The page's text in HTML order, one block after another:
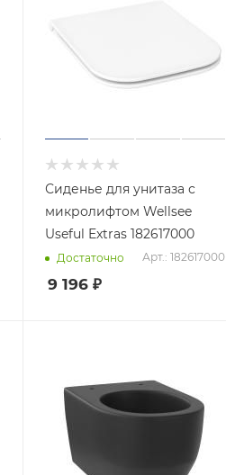
Сиденье для унитаза с
микролифтом Wellsee
Useful Extras 182617000
Достаточно Арт.: 182617000
9 196₽